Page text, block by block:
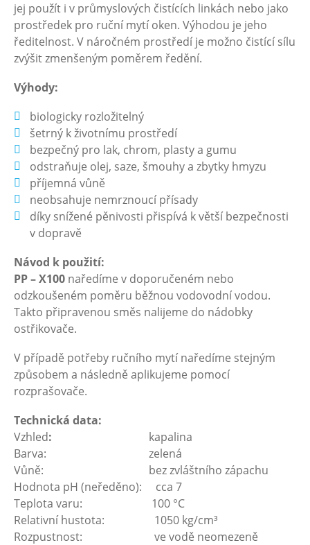
jej použít i v průmyslových čistících linkách nebo jako
prostředek pro ruční mytí oken. Výhodou je jeho
ředitelnost. V náročném prostředí je možno čistící sílu
zvýšit zmenšeným poměrem ředění.
Výhody:
biologicky rozložitelný
šetrný k životnímu prostředí
bezpečný pro lak, chrom, plasty a gumu
odstraňuje olej, saze, šmouhy a zbytky hmyzu
příjemná vůně
neobsahuje nemrznoucí přísady
díky snížené pěnivosti přispívá k větší bezpečnosti
v dopravě
Návod k použití:
PP – X100 naředíme v doporučeném nebo
odzkoušeném poměru běžnou vodovodní vodou.
Takto připravenou směs nalijeme do nádobky
ostřikovače.
V případě potřeby ručního mytí naředíme stejným
způsobem a následně aplikujeme pomocí
rozprašovače.
Technická data:
Vzhled: kapalina
Barva: zelená
Vůně: bez zvláštního zápachu
Hodnota pH (neředěno): cca 7
Teplota varu: 100 °C
Relativní hustota: 1050 kg/cm³
Rozpustnost: ve vodě neomezeně